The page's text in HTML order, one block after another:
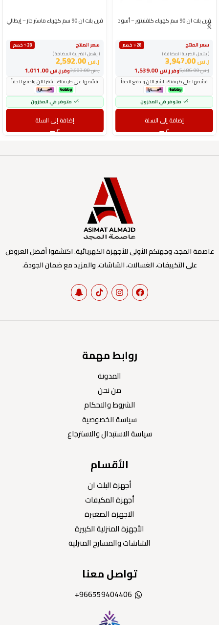
فرن بلت ان 90 سم كهرباء كلفنيتور – أسود
سعر المنتج
٪28 خصم
( يشمل الضريبة المضافة )
ر.س3,947.00
وفرر.س ر.س5,486.00
قسّمها على طريقتك. اشترِ الآن وادفع لاحقاً
متوفر في المخزون
إضافة إلى السلة
فرن بلت ان 90 سم كهرباء ماستر جاز – إيطالي
سعر المنتج
٪28 خصم
( يشمل الضريبة المضافة )
ر.س2,592.00
وفرر.س ر.س3,603.00
قسّمها على طريقتك. اشترِ الآن وادفع لاحقاً
متوفر في المخزون
إضافة إلى السلة
عاصمة المجد، وجهتكم الأولى للأجهزة الكهربائية. اكتشفوا أفضل العروض
على التكييفات، الغسالات، الشاشات، والمزيد مع ضمان الجودة.
روابط مهمة
المدونة
من نحن
الشروط والاحكام
سياسة الخصوصية
سياسة الاستبدال والاسترجاع
الأقسام
أجهزة البلت ان
أجهزة المكيفات
الاجهزة الصغيرة
الأجهزة المنزلية الكبيرة
الشاشات والمسارح المنزلية
تواصل معنا
966559404406+